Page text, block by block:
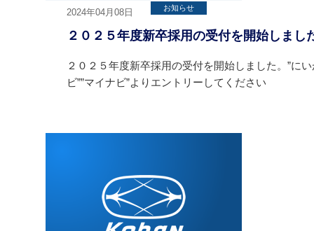
2024年04月08日 お知らせ
２０２５年度新卒採用の受付を開始しまし
２０２５年度新卒採用の受付を開始しました。”に
ビ””マイナビ”よりエントリーしてください